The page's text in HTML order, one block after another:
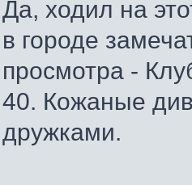
Да, ходил на
в городе
просмотра -
40. Кожаные
дружками.